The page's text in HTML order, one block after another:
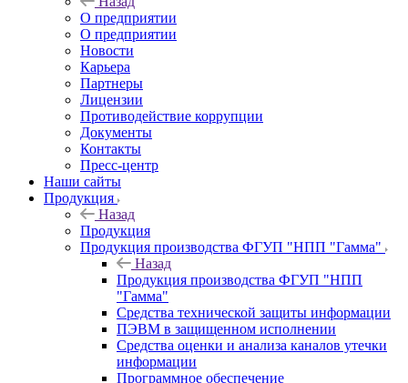
О предприятии
О предприятии
Новости
Карьера
Партнеры
Лицензии
Противодействие коррупции
Документы
Контакты
Пресс-центр
Наши сайты
Продукция
Назад
Продукция
Продукция производства ФГУП "НПП "Гамма"
Назад
Продукция производства ФГУП "НПП
"Гамма"
Средства технической защиты информации
ПЭВМ в защищенном исполнении
Средства оценки и анализа каналов утечки
информации
Программное обеспечение